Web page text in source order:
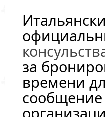
за
времени
сообщение